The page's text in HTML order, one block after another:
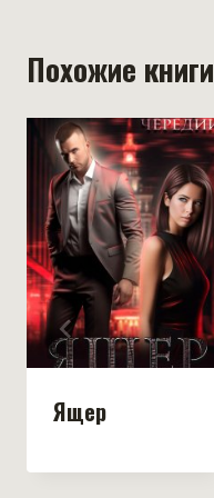
Похожие книги
Ящер